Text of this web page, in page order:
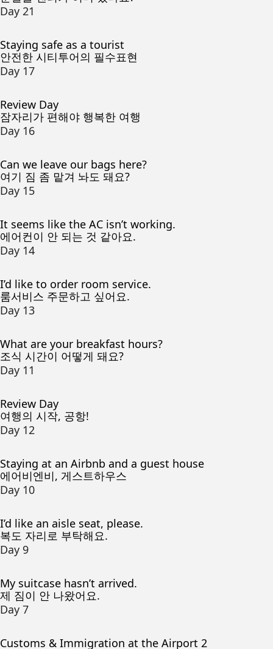
Day 21
Staying safe as a tourist
안전한 시티투어의 필수표현
Day 17
Review Day
잠자리가 편해야 행복한 여행
Day 16
Can we leave our bags here?
여기 짐 좀 맡겨 놔도 돼요?
Day 15
It seems like the AC isn’t working.
에어컨이 안 되는 것 같아요.
Day 14
I’d like to order room service.
룸서비스 주문하고 싶어요.
Day 13
What are your breakfast hours?
조식 시간이 어떻게 돼요?
Day 11
Review Day
여행의 시작, 공항!
Day 12
Staying at an Airbnb and a guest house
에어비엔비, 게스트하우스
Day 10
I’d like an aisle seat, please.
복도 자리로 부탁해요.
Day 9
My suitcase hasn’t arrived.
제 짐이 안 나왔어요.
Day 7
Customs & Immigration at the Airport 2